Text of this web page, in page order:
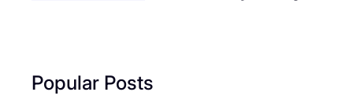
Popular Posts